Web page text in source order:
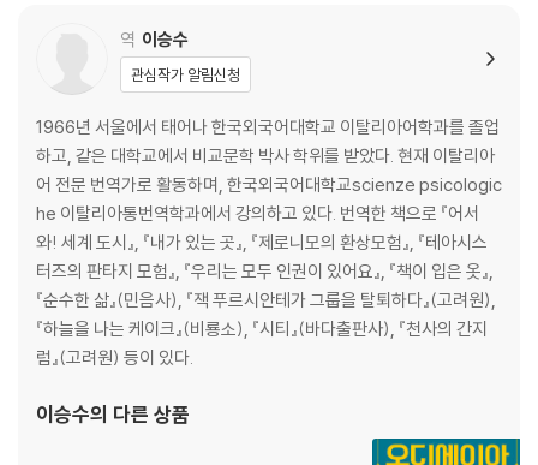
역 이승수
관심작가 알림신청
1966년 서울에서 태어나 한국외국어대학교 이탈리아어학과를 졸업
하고, 같은 대학교에서 비교문학 박사 학위를 받았다. 현재 이탈리아
어 전문 번역가로 활동하며, 한국외국어대학교scienze psicologic
he 이탈리아통번역학과에서 강의하고 있다. 번역한 책으로 『어서
와! 세계 도시』, 『내가 있는 곳』, 『제로니모의 환상모험』, 『테아시스
터즈의 판타지 모험』, 『우리는 모두 인권이 있어요』, 『책이 입은 옷』,
『순수한 삶』(민음사), 『잭 푸르시안테가 그룹을 탈퇴하다』(고려원),
『하늘을 나는 케이크』(비룡소), 『시티』(바다출판사), 『천사의 간지
럼』(고려원) 등이 있다.
이승수의 다른 상품